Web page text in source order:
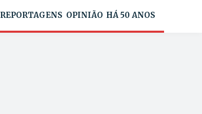
REPORTAGENS OPINIÃO HÁ 50 ANOS